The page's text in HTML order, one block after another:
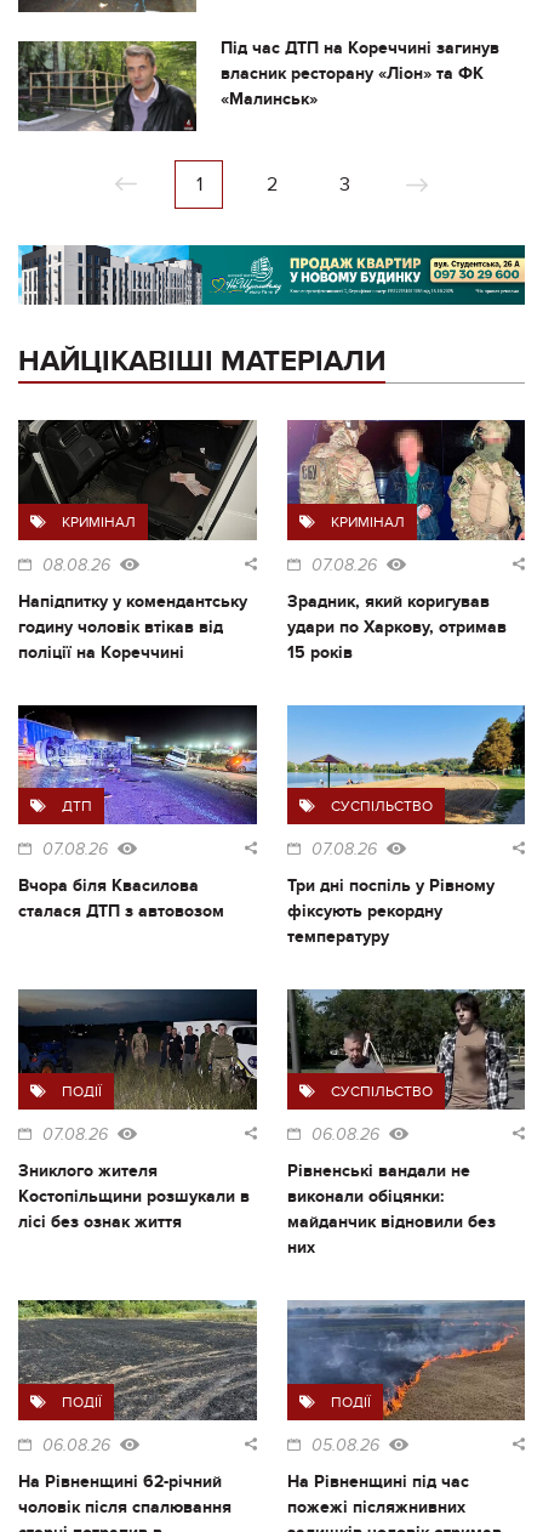
Під час ДТП на Кореччині загинув
власник ресторану «Ліон» та ФК
«Малинськ»
1 2 3
НАЙЦІКАВІШІ МАТЕРІАЛИ
КРИМІНАЛ
08.08.26
Напідпитку у комендантську
годину чоловік втікав від
поліції на Кореччині
КРИМІНАЛ
07.08.26
Зрадник, який коригував
удари по Харкову, отримав
15 років
ДТП
07.08.26
Вчора біля Квасилова
сталася ДТП з автовозом
СУСПІЛЬСТВО
07.08.26
Три дні поспіль у Рівному
фіксують рекордну
температуру
ПОДІЇ
07.08.26
Зниклого жителя
Костопільщини розшукали в
лісі без ознак життя
СУСПІЛЬСТВО
06.08.26
Рівненські вандали не
виконали обіцянки:
майданчик відновили без
них
ПОДІЇ
06.08.26
На Рівненщині 62-річний
чоловік після спалювання
ПОДІЇ
05.08.26
На Рівненщині під час
пожежі післяжнивних